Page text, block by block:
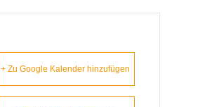
+ Zu Google Kalender hinzufügen